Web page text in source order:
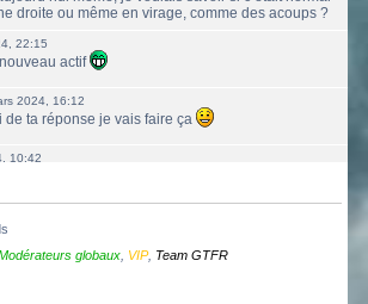
droite ou même en virage, comme des acoups ?
22:15
actif
2024, 16:12
de ta réponse je vais faire ça
10:42
que dans le chat
10:42
globaux VIP, Team GTFR